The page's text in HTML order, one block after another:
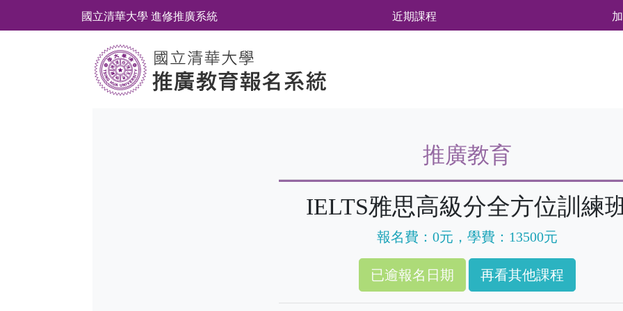
國立清華大學 進修推廣系統 近期課程
推廣教育
IELTS雅思高級分全方位訓練
報名費：0元，學費：13500元
再看其他課程